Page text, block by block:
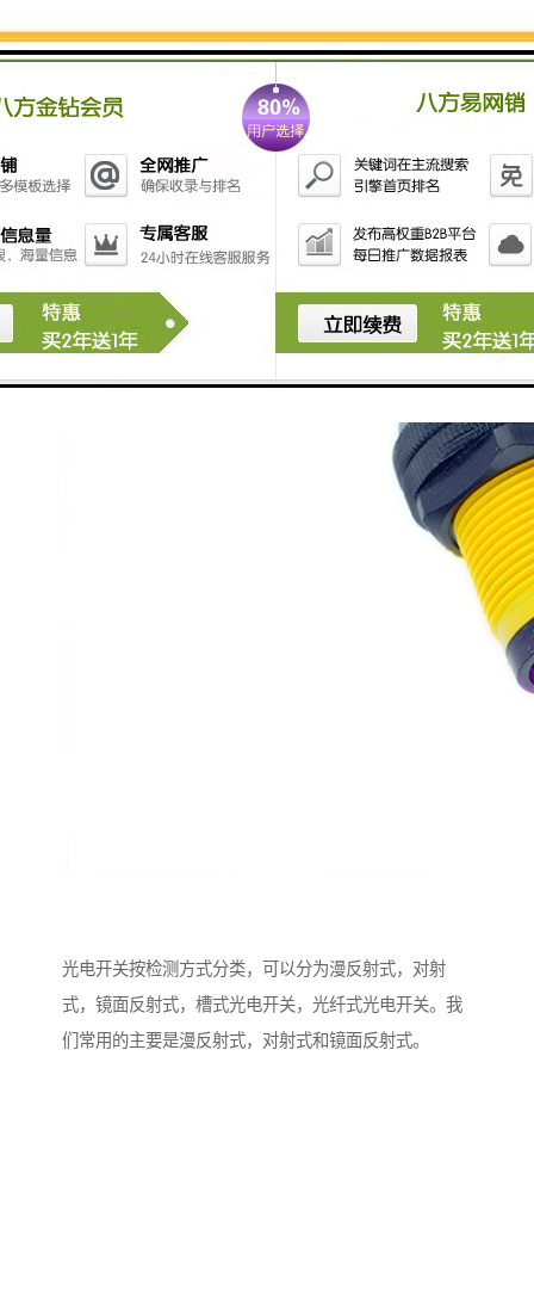
光电开关按检测方式分类，可以分为漫反射式，对射
式，镜面反射式，槽式光电开关，光纤式光电开关。我
们常用的主要是漫反射式，对射式和镜面反射式。